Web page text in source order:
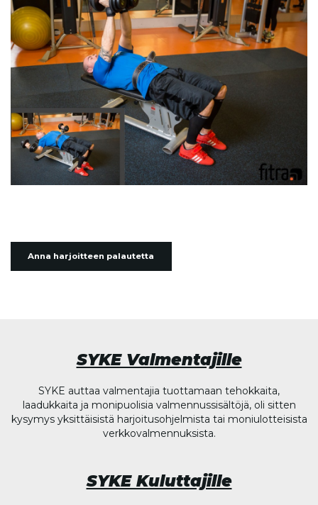
Anna harjoitteen palautetta
SYKE Valmentajille
SYKE auttaa valmentajia tuottamaan tehokkaita,
laadukkaita ja monipuolisia valmennussisältöjä, oli sitten
kysymys yksittäisistä harjoitusohjelmista tai moniulotteisista
verkkovalmennuksista.
SYKE Kuluttajille